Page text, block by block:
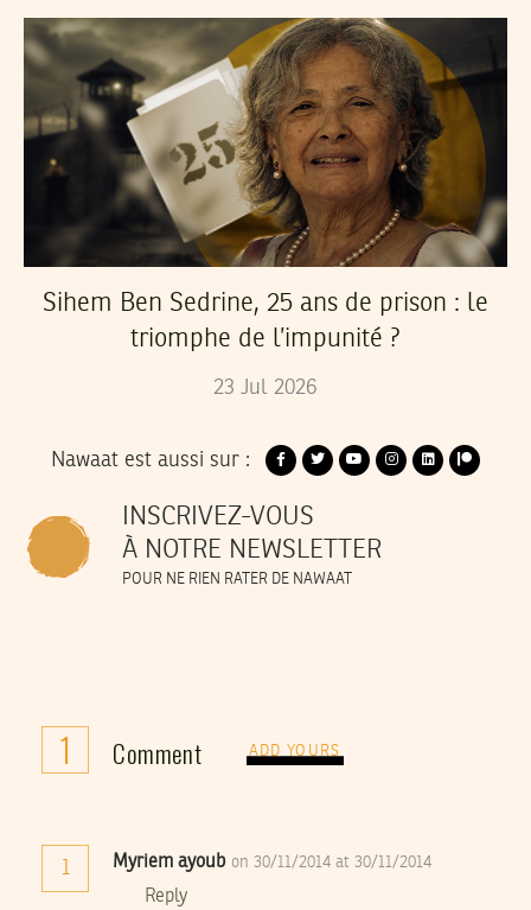
Sihem Ben Sedrine, 25 ans de prison : le
triomphe de l’impunité ?
23 Jul 2026
Nawaat est aussi sur :
INSCRIVEZ-VOUS
À NOTRE NEWSLETTER
POUR NE RIEN RATER DE NAWAAT
1 Comment ADD YOURS
1 Myriem ayoub on 30/11/2014 at 30/11/2014
Reply